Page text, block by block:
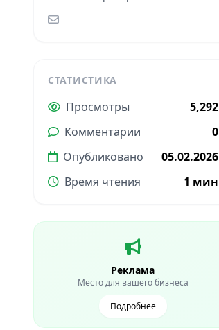
СТАТИСТИКА
Просмотры
5,292
Комментарии
0
Опубликовано
05.02.2026
Время чтения
1 мин
Реклама
Место для вашего бизнеса
Подробнее